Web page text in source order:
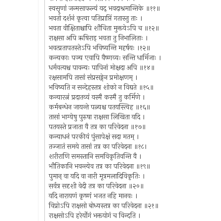
स्वसॄणां जन्मसाफल्यं यद् भवदाश्रमान्तिके ॥११॥
भवतो दर्शनं कृत्वा पतिप्राप्तिं गतास्तु ताः ।
भवता वीक्षिताश्चापि शौचिता मुक्तयेऽपि च ॥१२॥
राक्षसा अपि ऋषिराड् भवता तु निभालिताः ।
भवत्प्रतापतस्तेऽपि भविष्यन्ति महर्षयः ।१२॥
कन्यकाः पञ्च एवापि वैष्णव्यः सन्ति धार्मिजाः ।
धर्मवत्यश्च पावन्यः पापिनां मोक्षदा अपि ॥१४॥
रक्षसामपि तासां संप्रसङ्गेन प्रमोक्षणम् ।
भविष्यति न सन्देहस्तत्र शोको न विद्यते ॥१५॥
कन्यारत्नं प्रदातव्यं यस्मै कस्मै तु कर्मिणे ।
कर्मबन्धेन जायन्ते पत्न्यश्च पतयस्त्विह ॥१६॥
तासां भाग्येषु पुरुषा राक्षसा लिखिता यदि ।
पतयस्ते प्रजाता वै तत्र का परिवेदना ॥१७॥
कन्याधनं परकीयं पुंसापेक्षं सदा मतम् ।
तज्जातं समये तासां तत्र का परिवेदना ॥१८।
शरीराणि समस्तानि समविकृतिवन्ति वै ।
भौतिकानि भवन्त्येव तत्र का परिवेदना ॥१९॥
पुमान् वा यदि वा नारी मूत्रमलादिविकृतिः ।
सर्वत्र सदृशी वेदी तत्र का परिवेदना ॥२०॥
यदि नारायणं कृष्णं भजत नहि मानवः ।
विप्रोऽपि राक्षसो बोध्यस्तत्र का परिवेदना ॥२१॥
राक्षसोऽपि हरेर्योगं भक्तयोगं च विन्दति ।